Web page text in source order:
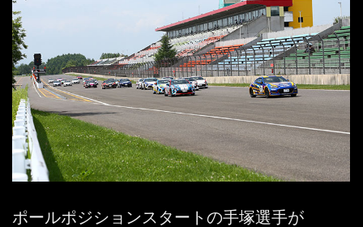
ポールポジションスタートの手塚選手が